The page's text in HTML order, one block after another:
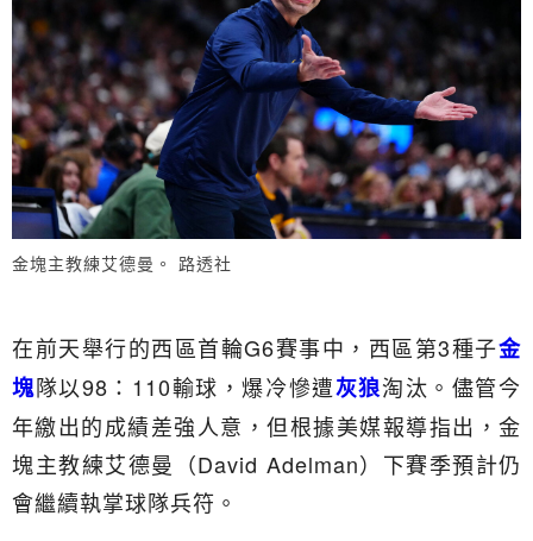
金塊主教練艾德曼。 路透社
在前天舉行的西區首輪G6賽事中，西區第3種子金
塊隊以98：110輸球，爆冷慘遭灰狼淘汰。儘管今
年繳出的成績差強人意，但根據美媒報導指出，金
塊主教練艾德曼（David Adelman）下賽季預計仍
會繼續執掌球隊兵符。